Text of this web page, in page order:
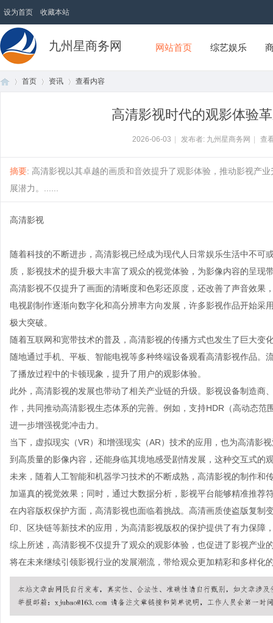
设为首页 收藏本站
九州星商务网 网站首页 综艺娱乐
首页 资讯 查看内容
高清影视时代的观影体验
2026-06-03 发布者: 九州星商务网 查
摘要: 高清影视以其卓越的画质和音效提升了观影体验，推动影视产
展潜力。......
高清影视
随着科技的不断进步，高清影视已经成为现代人日常娱乐生活中不
质，影视技术的提升极大丰富了观众的视觉体验，为影像内容的呈现
高清影视不仅提升了画面的清晰度和色彩还原度，还改善了声音效果
电视剧制作逐渐向数字化和高分辨率方向发展，许多影视作品开始
极大突破。
随着互联网和宽带技术的普及，高清影视的传播方式也发生了巨大
随地通过手机、平板、智能电视等多种终端设备观看高清影视作品
了播放过程中的卡顿现象，提升了用户的观影体验。
此外，高清影视的发展也带动了相关产业链的升级。影视设备制造
作，共同推动高清影视生态体系的完善。例如，支持HDR（高动态
进一步增强视觉冲击力。
当下，虚拟现实（VR）和增强现实（AR）技术的应用，也为高清影
到高质量的影像内容，还能身临其境地感受剧情发展，这种交互式的
未来，随着人工智能和机器学习技术的不断成熟，高清影视的制作和
加逼真的视觉效果；同时，通过大数据分析，影视平台能够精准推荐
在内容版权保护方面，高清影视也面临着挑战。高清画质使盗版复制
印、区块链等新技术的应用，为高清影视版权的保护提供了有力保障
综上所述，高清影视不仅提升了观众的观影体验，也促进了影视产业
将在未来继续引领影视行业的发展潮流，带给观众更加精彩和多样化